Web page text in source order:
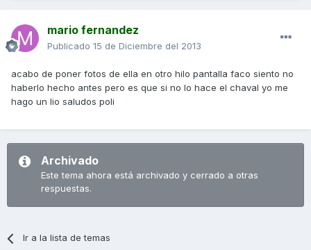
mario fernandez
Publicado 15 de Diciembre del 2013
acabo de poner fotos de ella en otro hilo pantalla faco siento no
haberlo hecho antes pero es que si no lo hace el chaval yo me
hago un lio saludos poli
Archivado
Este tema ahora está archivado y cerrado a otras
respuestas.
Ir a la lista de temas